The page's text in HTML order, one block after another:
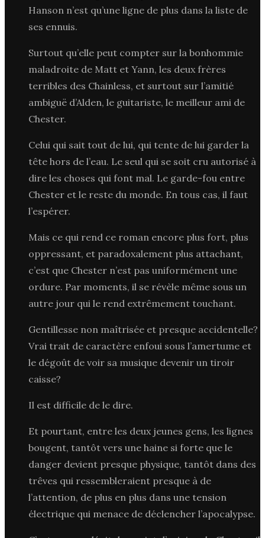
Hanson n’est qu’une ligne de plus dans la liste de
ses ennuis.
Surtout qu’elle peut compter sur la bonhommie
maladroite de Matt et Yann, les deux frères
terribles des Chainless, et surtout sur l’amitié
ambiguë d’Alden, le guitariste, le meilleur ami de
Chester.
Celui qui sait tout de lui, qui tente de lui garder la
tête hors de l’eau. Le seul qui se soit cru autorisé à
dire les choses qui font mal. Le garde-fou entre
Chester et le reste du monde. En tous cas, il faut
l’espérer.
Mais ce qui rend ce roman encore plus fort, plus
oppressant, et paradoxalement plus attachant,
c’est que Chester n’est pas uniformément une
ordure. Par moments, il se révèle même sous un
autre jour qui le rend extrêmement touchant.
Gentillesse non maîtrisée et presque accidentelle?
Vrai trait de caractère enfoui sous l’amertume et
le dégoût de voir sa musique devenir un tiroir
caisse?
Il est difficile de le dire.
Et pourtant, entre les deux jeunes gens, les lignes
bougent, tantôt vers une haine si forte que le
danger devient presque physique, tantôt dans des
trêves qui ressembleraient presque à de
l’attention, de plus en plus dans une tension
électrique qui menace de déclencher l’apocalypse.